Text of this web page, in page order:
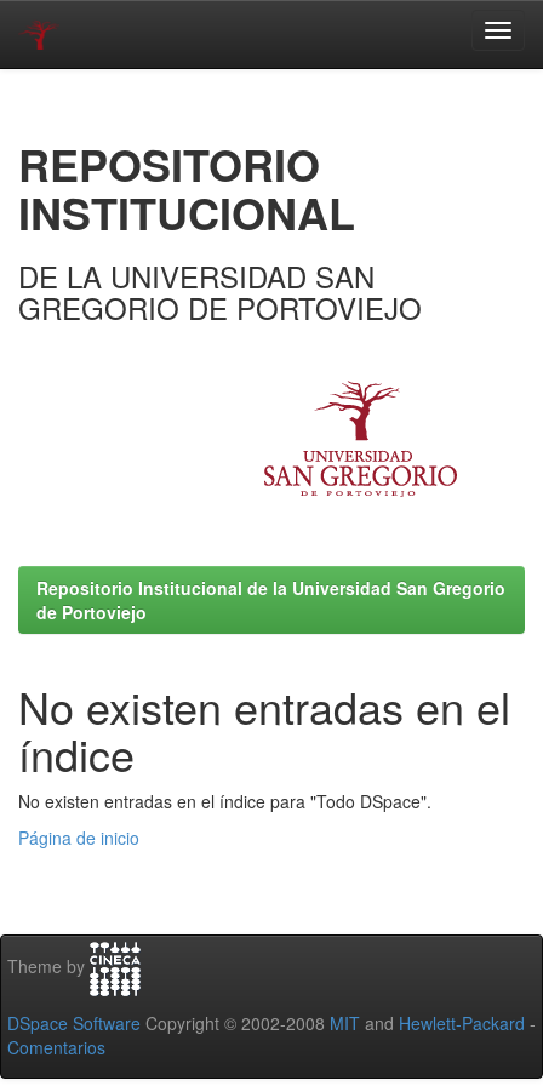
REPOSITORIO
INSTITUCIONAL
DE LA UNIVERSIDAD SAN
GREGORIO DE PORTOVIEJO
Repositorio Institucional de la Universidad San Gregorio
de Portoviejo
No existen entradas en el
índice
No existen entradas en el índice para "Todo DSpace".
Página de inicio
Theme by
DSpace Software Copyright © 2002-2008 MIT and Hewlett-Packard -
Comentarios